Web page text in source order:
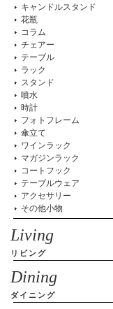
キャンドルスタンド
花瓶
コラム
チェアー
テーブル
ラック
スタンド
噴水
時計
フォトフレーム
傘立て
ワインラック
マガジンラック
コートフック
テーブルウェア
アクセサリー
その他小物
Living
リビング
Dining
ダイニング